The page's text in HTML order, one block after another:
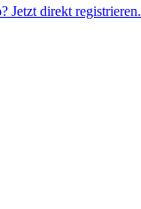
Jetzt direkt registrieren.